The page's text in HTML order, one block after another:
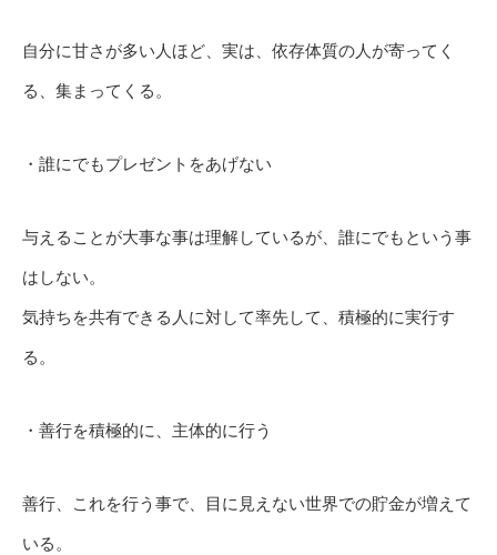
自分に甘さが多い人ほど、実は、依存体質の人が寄ってく
る、集まってくる。
・誰にでもプレゼントをあげない
与えることが大事な事は理解しているが、誰にでもという事
はしない。
気持ちを共有できる人に対して率先して、積極的に実行す
る。
・善行を積極的に、主体的に行う
善行、これを行う事で、目に見えない世界での貯金が増えて
いる。